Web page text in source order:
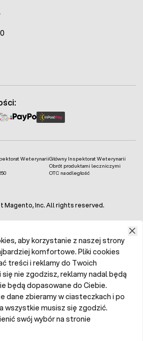
WeterynariiGłówny Inspektorat Weterynarii
Obrót produktami leczniczymi
OTC na odległość
Inc. All rights reserved.
aby korzystanie z naszej strony
komfortowe. Pliki cookies
treści i reklamy do Twoich
nie zgodzisz, reklamy nadal będą
będą dopasowane do Ciebie.
dane zbieramy w ciasteczkach i po
wszystkie musisz się zgodzić.
swój wybór na stronie